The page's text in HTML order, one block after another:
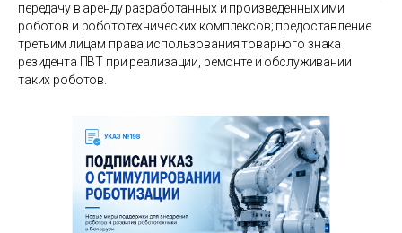
передачу в аренду разработанных и произведенных ими
роботов и робототехнических комплексов; предоставление
третьим лицам права использования товарного знака
резидента ПВТ при реализации, ремонте и обслуживании
таких роботов.